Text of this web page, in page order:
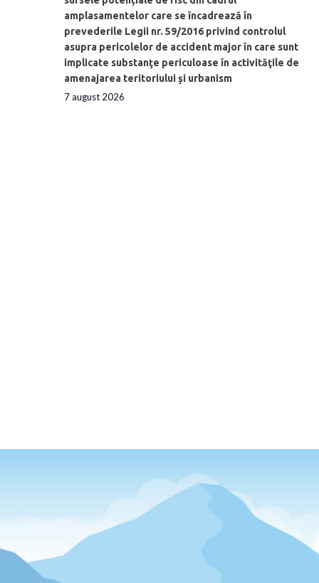
amplasamentelor care se încadrează în
prevederile Legii nr. 59/2016 privind controlul
asupra pericolelor de accident major în care sunt
implicate substanţe periculoase în activităţile de
amenajarea teritoriului şi urbanism
7 august 2026